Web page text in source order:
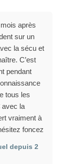
après
sur un
la sécu et
C’est
pendant
tous les
avec la
vraiment à
foncez
depuis 2